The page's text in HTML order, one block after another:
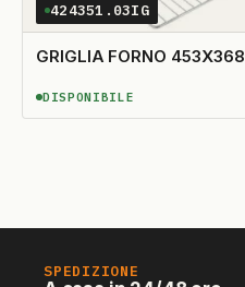
424351.03IG
GRIGLIA FORNO 453X368
DISPONIBILE
DISPONIBILE
SPEDIZIONE